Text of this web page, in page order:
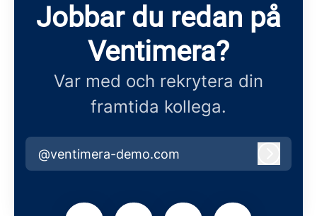
Jobbar du redan på
Ventimera?
Var med och rekrytera din
framtida kollega.
@ventimera-demo.com